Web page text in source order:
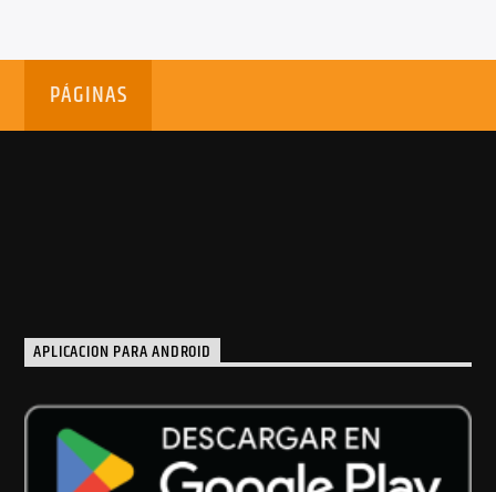
PÁGINAS
APLICACION PARA ANDROID